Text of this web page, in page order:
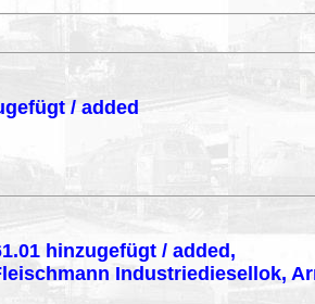
/ added
hinzugefügt / added,
Industriediesellok,